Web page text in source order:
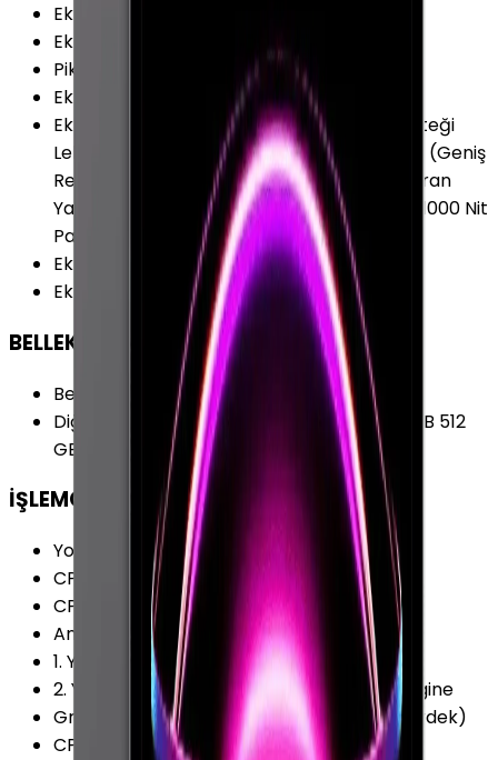
Ekran Oranı (Aspect Ratio)
Ekran Çözünürlüğü
Piksel Yoğunluğu
264 PPI
Ekran Teknolojisi
Retina Ekran (IPS)
Ekran Özellikleri
Apple Pencil (2.Nesil) Desteği
Leke Tutmaz Kaplama Liquid Retina XDR P3 (Geniş
Renk Yelpazesi) ProMotion Tam Lamine Ekran
Yansımasız Mat Yüzey 1.000.000:1 Kontrast 1000 Nit
Parlaklık 1600 Nit Parlaklık (HDR)
Ekran / Gövde Oranı: %85.45
Ekran Alanı
515.26 cm²
BELLEK & DEPOLAMA
Bellek (RAM)
16 GB
Diğer Depolama Seçenekleri
128 GB 256 GB 512
GB 2048 GB
İŞLEMCİ
Yonga Seti (Chipset)
Apple M1 Çip
CPU Frekansı
3.20 GHz
CPU Çekirdeği :8 Çekirdek
Ana İşlemci (CPU)
4 x Icestorm 3.2 GHz
1. Yardımcı İşlemci
4 x Firestorm 2.0 GHz
2. Yardımcı İşlemci
16 Çekirdekli Neural Engine
Grafik İşlemcisi (GPU): Apple GPU (8-Çekirdek)
CPU Üretim Teknolojisi:5 nm